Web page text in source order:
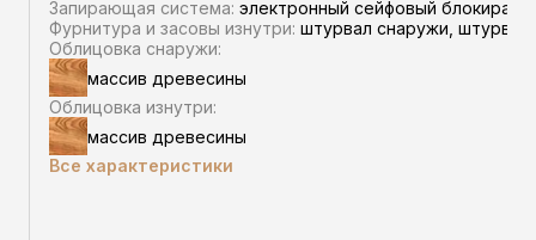
Запирающая система: электронный сейфовый
Фурнитура и засовы изнутри: штурвал снаружи, штурвал
Облицовка снаружи:
массив древесины
Облицовка изнутри:
массив древесины
Все характеристики